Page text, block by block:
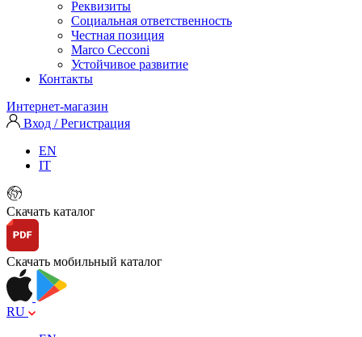
Реквизиты
Социальная ответственность
Честная позиция
Marco Cecconi
Устойчивое развитие
Контакты
Интернет-магазин
Вход / Регистрация
EN
IT
Скачать каталог
Скачать мобильный каталог
RU